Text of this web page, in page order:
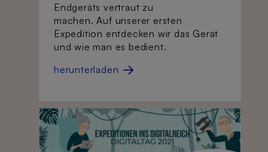
Endgeräts vertraut zu
machen. Auf unserer ersten
Expedition entdecken wir das Gerät
und wie man es bedient.
herunterladen